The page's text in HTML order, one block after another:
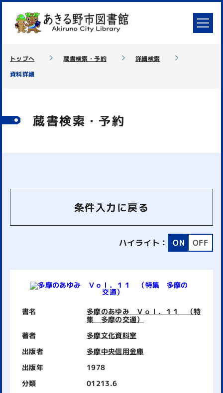
トップへ 蔵書検索・予約
詳細検索
資料詳細
蔵書検索・予約
条件入力に戻る
ハイライト： ON OFF
書名
多摩のあゆみ Ｖｏｌ．１１ （特
集 多摩の交通）
著者
多摩文化資料室
出版者
多摩中央信用金庫
出版年
1978
分類
01213.6